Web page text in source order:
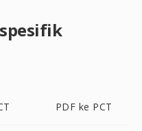
PDF ke PCT